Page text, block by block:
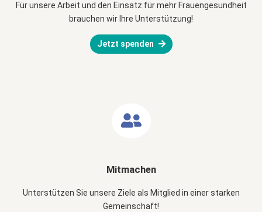
Für unsere Arbeit und den Einsatz für mehr Frauengesundheit
brauchen wir Ihre Unterstützung!
Jetzt spenden
Mitmachen
Unterstützen Sie unsere Ziele als Mitglied in einer starken
Gemeinschaft!